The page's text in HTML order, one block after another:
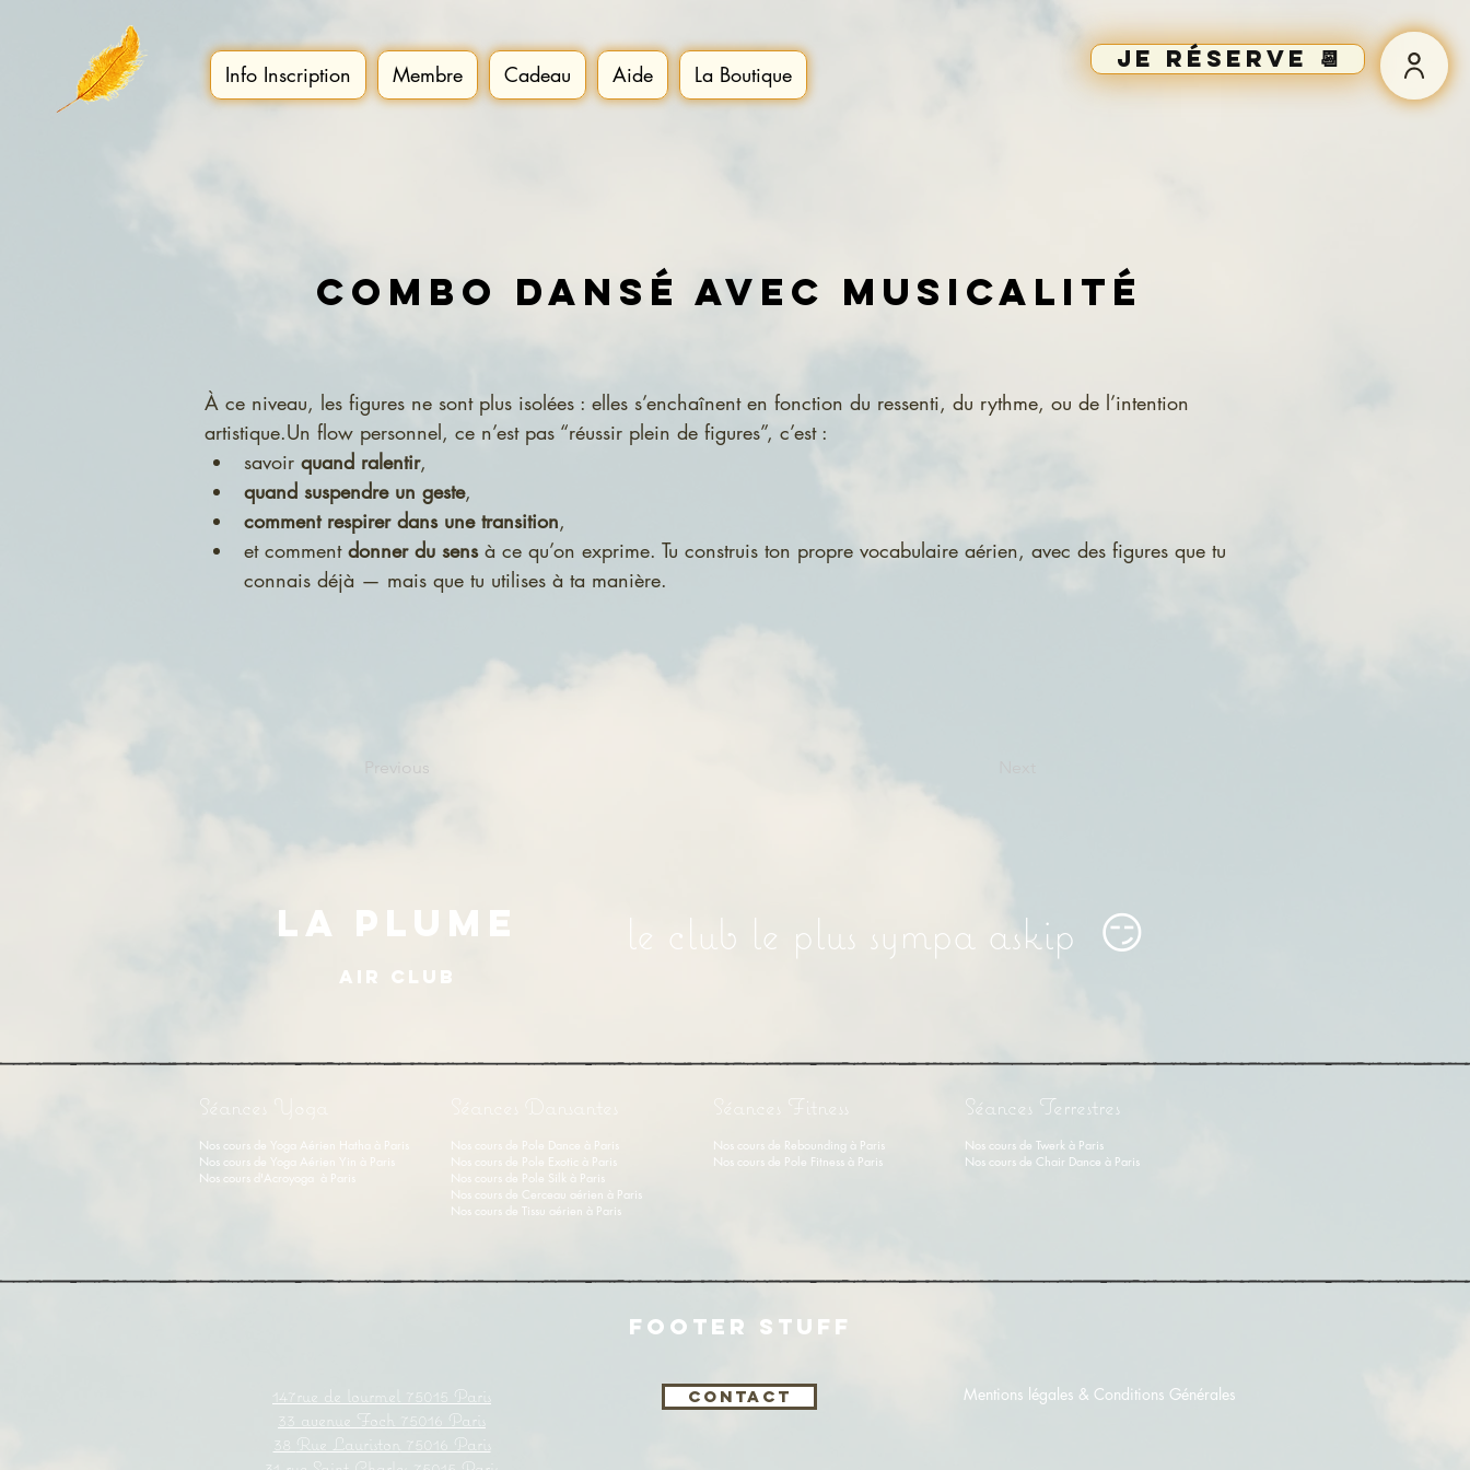
Je réserve 📆
Info Inscription Membre Cadeau Aide La Boutique
Combo dansé avec musicalité
À ce niveau, les figures ne sont plus isolées : elles s’enchaînent en fonction du ressenti, du rythme, ou de l’intention
artistique.Un flow personnel, ce n’est pas “réussir plein de figures”, c’est :
savoir quand ralentir,
quand suspendre un geste,
comment respirer dans une transition,
et comment donner du sens à ce qu’on exprime. Tu construis ton propre vocabulaire aérien, avec des figures que tu
connais déjà — mais que tu utilises à ta manière.
Previous
LA PLUME
AIR CLUB
le club le plus sympa askip 😏
Séances Yoga Séances Dansantes
Nos cours de Yoga Aérien Hatha à Paris
Nos cours de Yoga Aérien Yin à Paris
Nos cours d'Acroyoga à Paris
Nos cours de Pole Dance à Paris
Nos cours de Pole Exotic à Paris
Nos cours de Pole Silk à Paris
Nos cours de Cerceau aérien à Paris
Nos cours de Tissu aérien à Paris
Séances Fitness Séances Terrestres
Nos cours de Rebounding à Paris
Nos cours de Pole Fitness à Paris
Nos cours de Twerk à Paris
Nos cours de Chair Dance à Paris
FOOTER STUFF
147rue de lourmel 75015 Paris
33
avenue Foch 75016 Paris
38
Rue Lauriston
75016 Paris
Contact Mentions légales & Conditions Générales